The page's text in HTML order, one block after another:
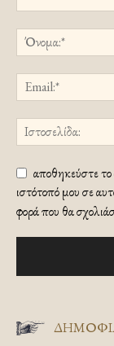
αποθηκεύστε το
ιστότοπό μου σε
φορά που θα